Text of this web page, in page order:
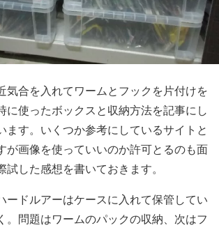
気合を入れてワームとフックを片付けを
に使ったボックスと収納方法を記事にし
ます。いくつか参考にしているサイトと
が画像を使っていいのか許可とるのも面
した感想を書いておきます。
ードルアーはケースに入れて保管してい
。問題はワームのパックの収納、次はフ